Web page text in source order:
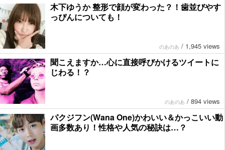
木下ゆうか 整形で顔が変わった？！歯並びやす
っぴんについても！
のあのあ / 1,945 views
聞こえますか…心に直接呼びかけるツイートに
じわる！？
のあのあ / 894 views
パクジフン(Wana One)かわいい＆かっこいい動
画多数あり！性格や人気の秘訣は…？